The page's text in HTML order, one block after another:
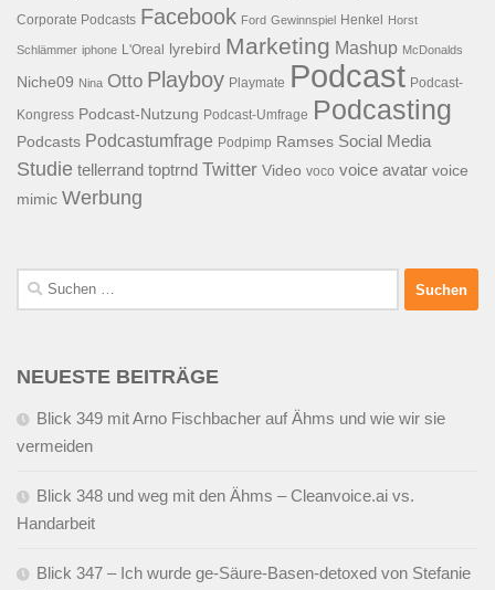
Corporate Podcasts Facebook Ford Gewinnspiel Henkel Horst
Schlämmer iphone L'Oreal lyrebird Marketing Mashup McDonalds
Niche09 Nina Otto Playboy Playmate Podcast Podcast-
Kongress Podcast-Nutzung Podcast-Umfrage Podcasting
Podcasts Podcastumfrage Podpimp Ramses Social Media
Studie tellerrand toptrnd Twitter Video voco voice avatar voice
mimic Werbung
Suchen
nach:
NEUESTE BEITRÄGE
Blick 349 mit Arno Fischbacher auf Ähms und wie wir sie
vermeiden
Blick 348 und weg mit den Ähms – Cleanvoice.ai vs.
Handarbeit
Blick 347 – Ich wurde ge-Säure-Basen-detoxed von Stefanie